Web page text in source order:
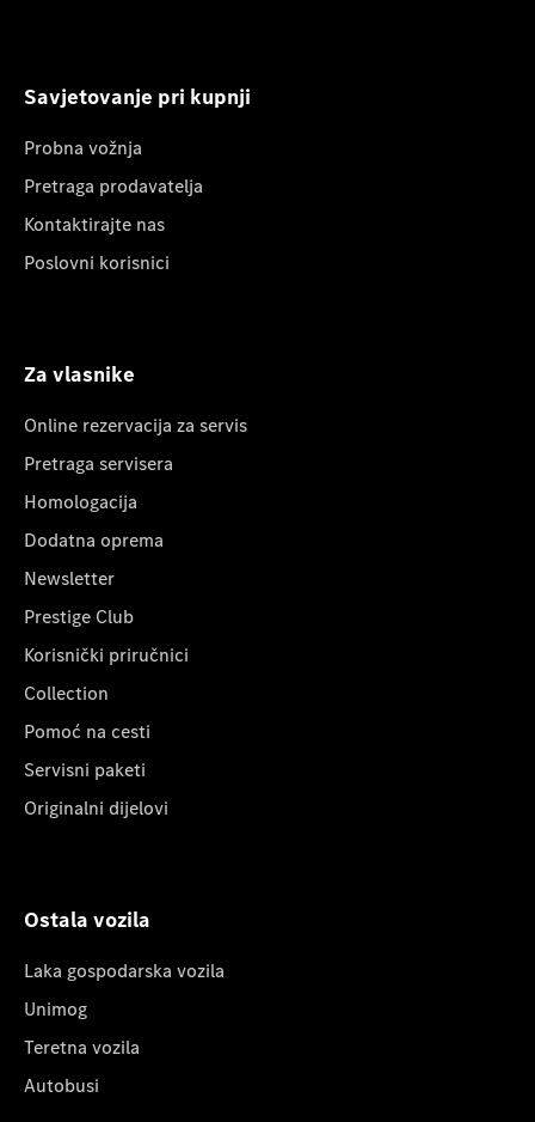
Savjetovanje pri kupnji
Probna vožnja
Pretraga prodavatelja
Kontaktirajte nas
Poslovni korisnici
Za vlasnike
Online rezervacija za servis
Pretraga servisera
Homologacija
Dodatna oprema
Newsletter
Prestige Club
Korisnički priručnici
Collection
Pomoć na cesti
Servisni paketi
Originalni dijelovi
Ostala vozila
Laka gospodarska vozila
Unimog
Teretna vozila
Autobusi